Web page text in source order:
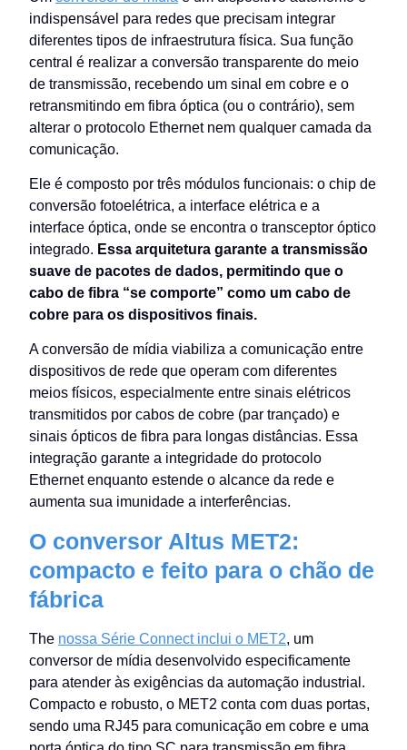
indispensável para redes que precisam integrar
diferentes tipos de infraestrutura física. Sua função
central é realizar a conversão transparente do meio
de transmissão, recebendo um sinal em cobre e o
retransmitindo em fibra óptica (ou o contrário), sem
alterar o protocolo Ethernet nem qualquer camada da
comunicação.
Ele é composto por três módulos funcionais: o chip de
conversão fotoelétrica, a interface elétrica e a
interface óptica, onde se encontra o transceptor óptico
integrado. Essa arquitetura garante a transmissão
suave de pacotes de dados, permitindo que o
cabo de fibra “se comporte” como um cabo de
cobre para os dispositivos finais.
A conversão de mídia viabiliza a comunicação entre
dispositivos de rede que operam com diferentes
meios físicos, especialmente entre sinais elétricos
transmitidos por cabos de cobre (par trançado) e
sinais ópticos de fibra para longas distâncias. Essa
integração garante a integridade do protocolo
Ethernet enquanto estende o alcance da rede e
aumenta sua imunidade a interferências.
O conversor Altus MET2:
compacto e feito para o chão de
fábrica
The nossa Série Connect inclui o MET2, um
conversor de mídia desenvolvido especificamente
para atender às exigências da automação industrial.
Compacto e robusto, o MET2 conta com duas portas,
sendo uma RJ45 para comunicação em cobre e uma